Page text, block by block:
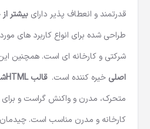
قدرتمند و انعطاف پذیر دارای بیشتر از 60 صفحه
طراحی شده برای انواع کاربرد های
شرکتی و کارخانه ای است. همچنین
اصلی خیره کننده است.قالب HTML
متحرک، مدرن و واکنش گراست و
کارخانه و مدرن مناسب است.